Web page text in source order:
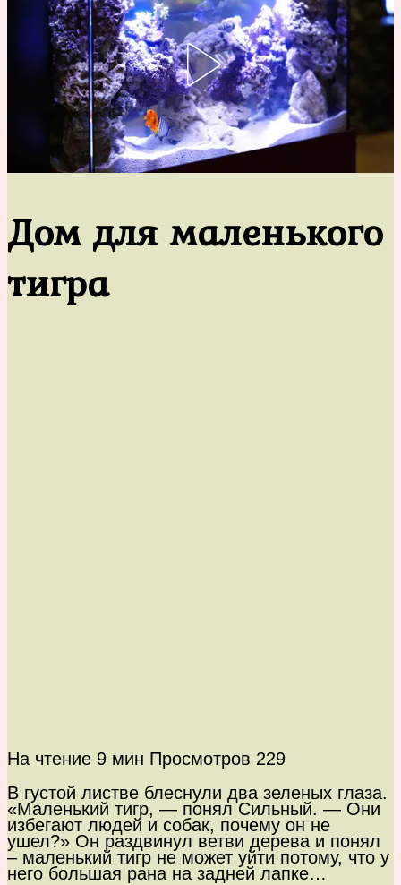
Дом для маленького
тигра
На чтение 9 мин Просмотров 229
В густой листве блеснули два зеленых глаза.
«Маленький тигр, — понял Сильный. — Они
избегают людей и собак, почему он не
ушел?» Он раздвинул ветви дерева и понял
– маленький тигр не может уйти потому, что у
него большая рана на задней лапке…